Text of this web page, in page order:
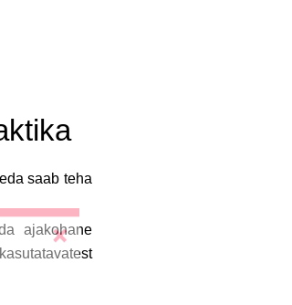
saab teha
ajakohane